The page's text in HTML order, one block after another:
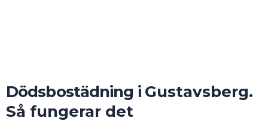
Dödsbostädning i Gustavsberg.
Så fungerar det